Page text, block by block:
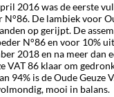
2016 was de eerste
De lambiek voor
op gerijpt. De
N°86 en voor 10%
2018 en na meer dan
VAT 86 klaar om
94% is de Oude Geuze
mooi in balans.